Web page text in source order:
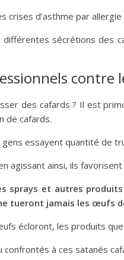
crises d’asthme par
sécrétions des
contre
des cafards ? Il est
de cafards.
essayent quantité de
agissant ainsi, ils
sprays et autres
tueront jamais les œufs
écloront, les produits
confrontés à ces satanés